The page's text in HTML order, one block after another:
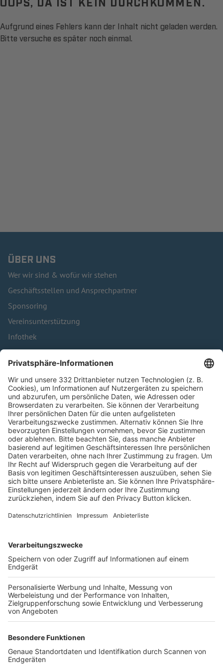
Aufgrund eines Fehlers kann der Inhalt nicht geladen werden.
Bitte versuche es später noch einmal.
ÜBER UNS
Wer wir sind & wofür wir stehen
Geschäftsstellen und Ansprechpartner
Sponsoring
Vereinsunterstützung
Infothek
Kontakt
HÄUFIG BESUCHTE SEITEN
Pässe und Vereinswechsel
Trainerausbildung
Schulungsangebot Vereinsmitarbeiter
BFV-Geschäftsstellen
Trainerbörse
Login SpielPlus
FOLGE DEM BFV
TOP-VEREINE
TOP-PARTNER